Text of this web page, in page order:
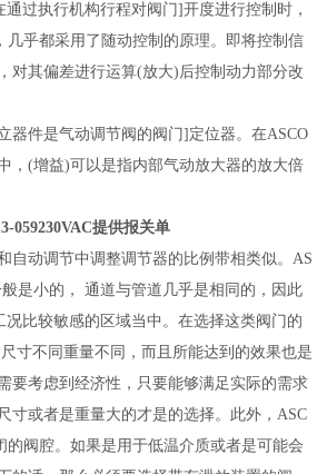
通过执行机构行程对阀门]开度进行控制时，
几乎都采用了随动控制的原理。即将控制信
对其偏差进行运算(放大)后控制动力部分改
器件是气动调节阀的阀门]定位器。在ASCO
，(增益)可以是指内部气动放大器的放大倍
059230VAC提供报关单
自动调节中调整调节器的比例带相类似。AS
是小的， 通道与管道几乎是相同的，因此
比较敏感的区域当中。在选择这类阀门的
寸不同重量不同，而且所能达到的效果也是
要考虑到经济性，只要能够满足实际的需求
寸或者是重量大的才是的选择。此外，ASC
的阀腔。如果是用于低温介质或者是可能会